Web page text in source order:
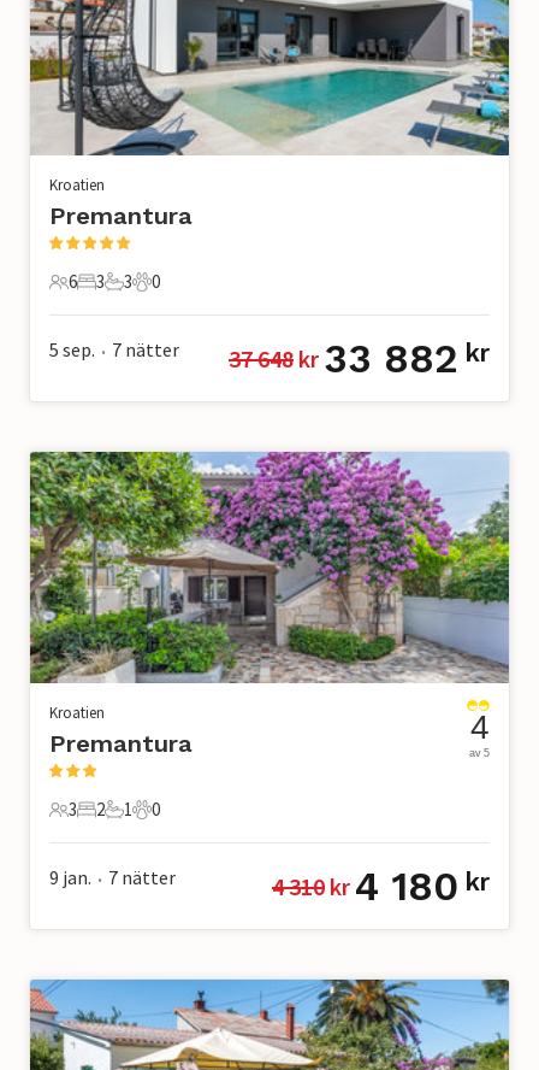
Kroatien
Premantura
6 Gäster
6
3 Sovrum
3
3 Badrum
3
0 Husdjur
0
5 sep. • 7 nätter 37 648 kr 33 882 kr
Kroatien
Premantura
3 Gäster
3
2 Sovrum
2
1 Badrum
1
0 Husdjur
0
4
av 5
9 jan. • 7 nätter 4 310 kr 4 180 kr